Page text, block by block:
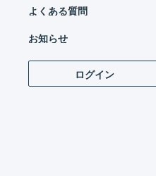
よくある質問
お知らせ
ログイン
LOGILESSと連携でき
ます。APIやCSVによ
定方法や連携の仕様を確
注文を取り込むECサー
「モール」もしくは「
利用中のプラットフォ
をご
その他、フルフィルメ
スなどさまざまなプラ